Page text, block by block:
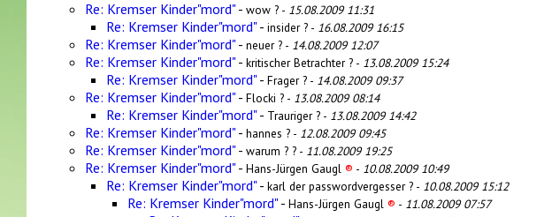
Re: Kremser Kinder"mord"- wow ? - 15.08.2009 11:31
Re: Kremser Kinder"mord"- insider ? - 16.08.2009 16:15
Re: Kremser Kinder"mord"- neuer ? - 14.08.2009 12:07
Re: Kremser Kinder"mord"- kritischer Betrachter ? - 13.08.2009 15:24
Re: Kremser Kinder"mord"- Frager ? - 14.08.2009 09:37
Re: Kremser Kinder"mord"- Flocki ? - 13.08.2009 08:14
Re: Kremser Kinder"mord"- Trauriger ? - 13.08.2009 14:42
Re: Kremser Kinder"mord"- hannes ? - 12.08.2009 09:45
Re: Kremser Kinder"mord"- warum ? ? - 11.08.2009 19:25
Re: Kremser Kinder"mord"- Hans-Jürgen Gaugl ® - 10.08.2009 10:49
Re: Kremser Kinder"mord"- karl der passwordvergesser ? - 10.08.2009 15:12
Re: Kremser Kinder"mord"- Hans-Jürgen Gaugl ® - 11.08.2009 07:57